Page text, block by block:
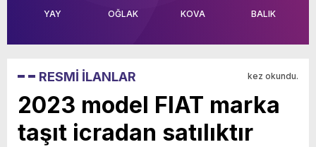
YAY OĞLAK KOVA BALIK
RESMİ İLANLAR kez okundu.
2023 model FIAT marka
taşıt icradan satılıktır